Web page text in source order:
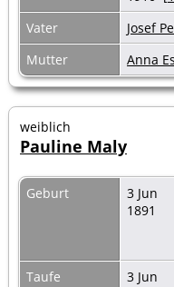
Vater
Josef
Mutter
Anna
weiblich
Pauline Maly
Geburt
3 Jun
1891
Taufe
3 Jun